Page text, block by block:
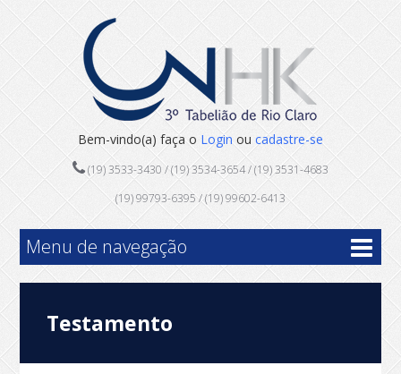
Bem-vindo(a) faça o Login ou cadastre-se
(19) 3533-3430 / (19) 3534-3654 / (19) 3531-4683
(19) 99793-6395 / (19) 99602-6413
Menu de navegação
Testamento